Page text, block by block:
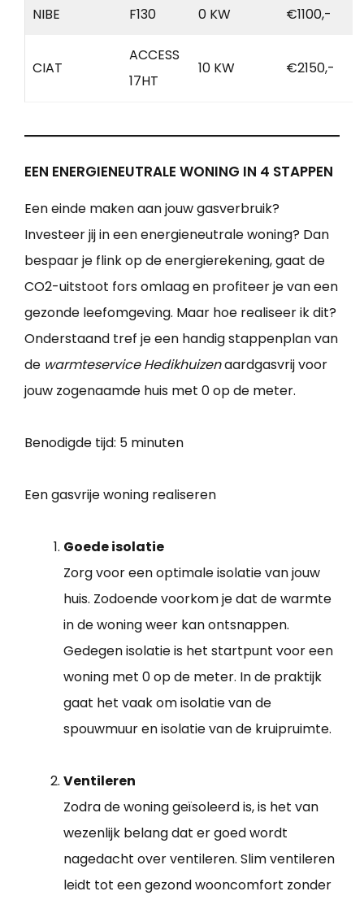
NIBE F130 0 KW €1100,-
CIAT
ACCESS
17HT
10 KW €2150,-
EEN ENERGIENEUTRALE WONING IN 4 STAPPEN
Een einde maken aan jouw gasverbruik?
Investeer jij in een energieneutrale woning? Dan
bespaar je flink op de energierekening, gaat de
CO2-uitstoot fors omlaag en profiteer je van een
gezonde leefomgeving. Maar hoe realiseer ik dit?
Onderstaand tref je een handig stappenplan van
de warmteservice Hedikhuizenaardgasvrij voor
jouw zogenaamde huis met 0 op de meter.
Benodigde tijd: 5 minuten
Een gasvrije woning realiseren
Goede isolatie
Zorg voor een optimale isolatie van jouw
huis. Zodoende voorkom je dat de warmte
in de woning weer kan ontsnappen.
Gedegen isolatie is het startpunt voor een
woning met 0 op de meter. In de praktijk
gaat het vaak om isolatie van de
spouwmuur en isolatie van de kruipruimte.
Ventileren
Zodra de woning geïsoleerd is, is het van
wezenlijk belang dat er goed wordt
nagedacht over ventileren. Slim ventileren
leidt tot een gezond wooncomfort zonder